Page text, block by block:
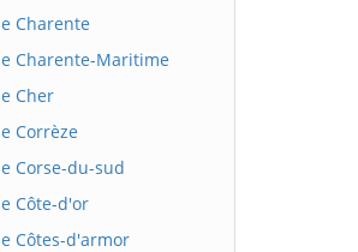
Charente
Charente-Maritime
Cher
Corrèze
Corse-du-sud
Côte-d'or
Côtes-d'armor